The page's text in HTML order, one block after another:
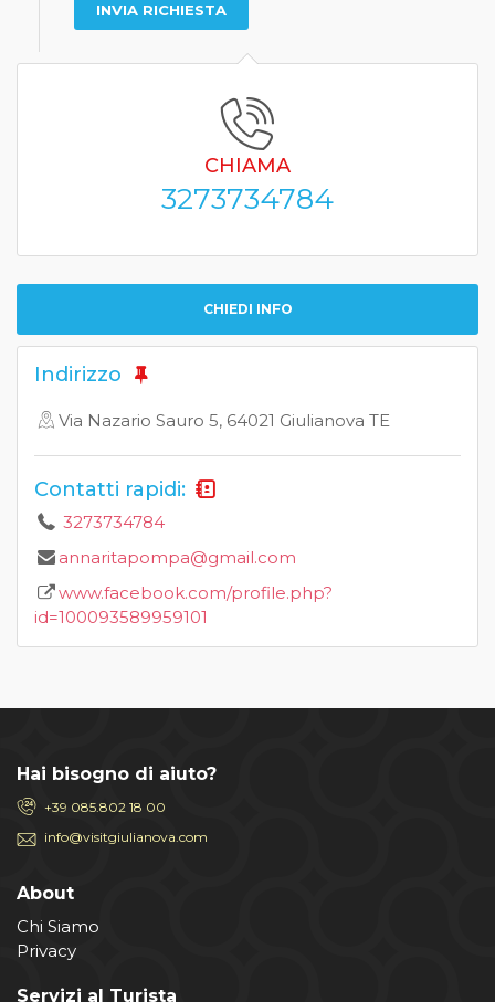
CHIAMA
3273734784
CHIEDI INFO
Indirizzo
Via Nazario Sauro 5, 64021 Giulianova TE
Contatti rapidi:
3273734784
annaritapompa@gmail.com
www.facebook.com/profile.php?
id=100093589959101
Hai bisogno di aiuto?
+39 085.802 18 00
info@visitgiulianova.com
About
Chi Siamo
Privacy
Servizi al Turista